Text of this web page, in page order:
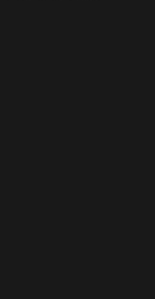
(abre en ventana nueva)
(abre en ventana nueva)
(abre en ventana nueva)
(abre en ventana nueva)
(abre en ventana nueva)
(abre en ventana nueva)